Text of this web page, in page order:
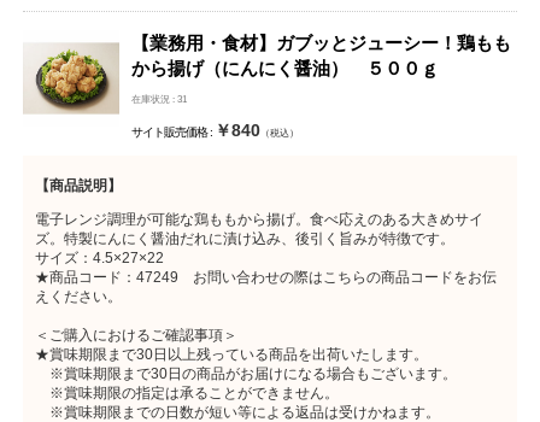
【業務用・食材】ガブッとジューシー！鶏もも
から揚げ（にんにく醤油） ５００ｇ
在庫状況 : 31
サイト販売価格 : ￥840（税込）
【商品説明】
電子レンジ調理が可能な鶏ももから揚げ。食べ応えのある大きめサイ
ズ。特製にんにく醤油だれに漬け込み、後引く旨みが特徴です。
サイズ：4.5×27×22
★商品コード：47249 お問い合わせの際はこちらの商品コードをお伝
えください。
＜ご購入におけるご確認事項＞
★賞味期限まで30日以上残っている商品を出荷いたします。
※賞味期限まで30日の商品がお届けになる場合もございます。
※賞味期限の指定は承ることができません。
※賞味期限までの日数が短い等による返品は受けかねます。